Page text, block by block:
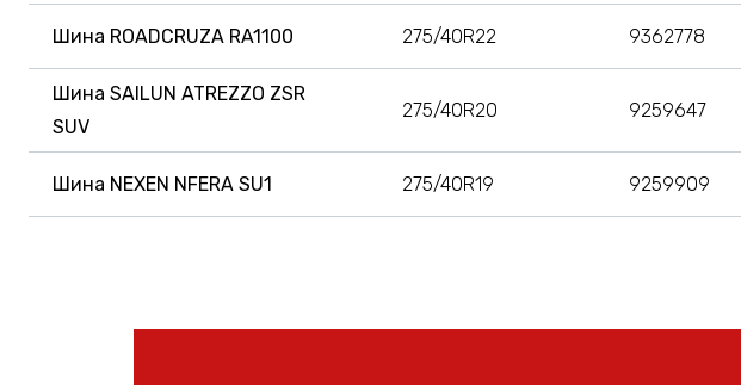
Шина ROADCRUZA RA1100 275/40R22 9362778
Шина SAILUN ATREZZO ZSR
SUV
275/40R20 9259647
Шина NEXEN NFERA SU1 275/40R19 9259909